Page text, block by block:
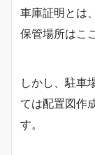
車庫証明とは
保管場所はこ
しかし、駐車
ては配置図作
す。